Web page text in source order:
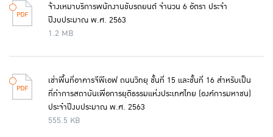
จ้างเหมาบริการพนักงานขับรถยนต์ จำนวน 6 อัตรา ประจำ
ปีงบประมาณ พ.ศ. 2563
1.2 MB
เช่าพื้นที่อาคารจีพีเอฟ ถนนวิทยุ ชั้นที่ 15 และชั้นที่ 16 สำหรับเป็น
ที่ทำการสถาบันเพื่อการยุติธรรมแห่งประเทศไทย (องค์การมหาชน)
ประจำปีงบประมาณ พ.ศ. 2563
555.5 KB